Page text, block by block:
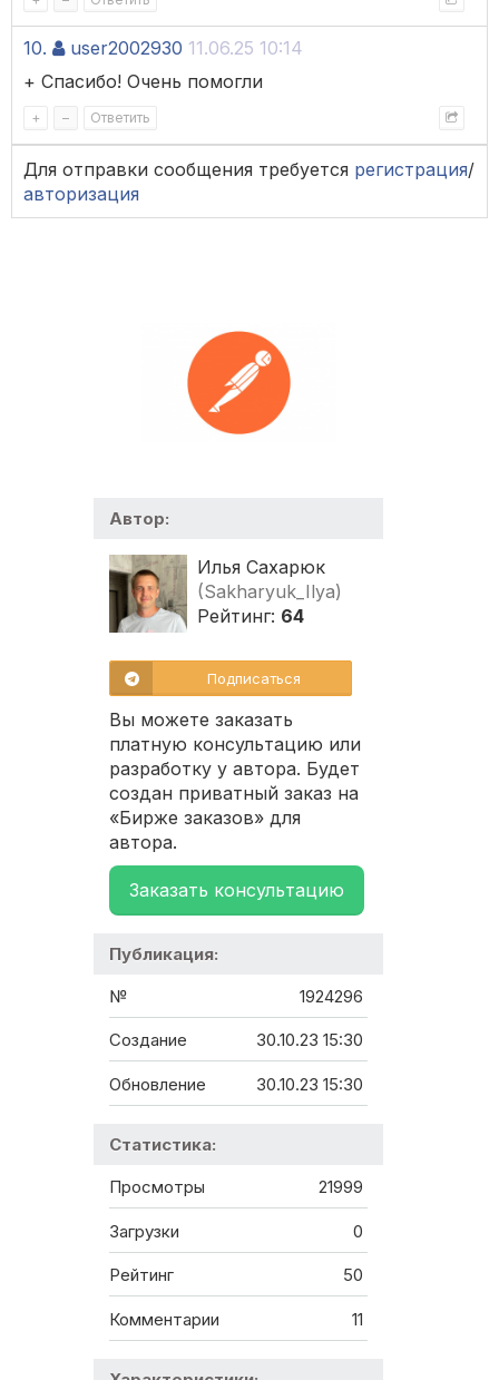
10. user2002930 11.06.25 10:14
+ Спасибо! Очень помогли
+ – Ответить
Для отправки сообщения требуется регистрация/
авторизация
Автор:
Илья Сахарюк
(Sakharyuk_Ilya)
Рейтинг: 64
Подписаться
Вы можете заказать
платную консультацию или
разработку у автора. Будет
создан приватный заказ на
«Бирже заказов» для
автора.
Заказать консультацию
Публикация:
№ 1924296
Создание 30.10.23 15:30
Обновление 30.10.23 15:30
Статистика:
Просмотры 21999
Загрузки 0
Рейтинг 50
Комментарии 11